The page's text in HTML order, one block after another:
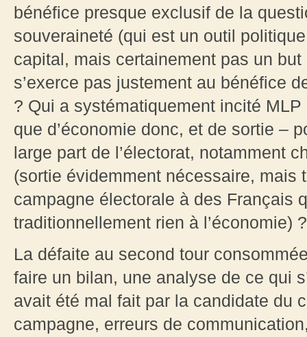
bénéfice presque exclusif de la
souveraineté (qui est un outil
capital, mais certainement pas un
s’exerce pas justement au bénéfice
? Qui a systématiquement incité
que d’économie donc, et de sortie –
large part de l’électorat, notamment
(sortie évidemment nécessaire, mais
campagne électorale à des Français
traditionnellement rien à l’économie) ?
La défaite au second tour
faire un bilan, une analyse de ce qui
avait été mal fait par la candidate du
campagne, erreurs de